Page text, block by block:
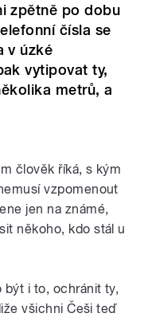
zpětně po dobu
čísla se
v úzké
vytipovat ty,
metrů, a
člověk říká, s kým
vzpomenout
jen na známé,
někoho, kdo stál u
být i to, ochránit ty,
všichni Češi teď